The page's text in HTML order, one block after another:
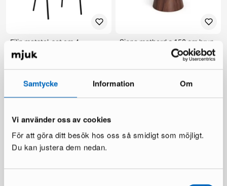
Samtycke Information Om
Vi använder oss av cookies
För att göra ditt besök hos oss så smidigt som möjligt.
Du kan justera dem nedan.
Filip matstol, set om 4
2 i lager ·
149 €
Siena matbord ø 150 cm brun